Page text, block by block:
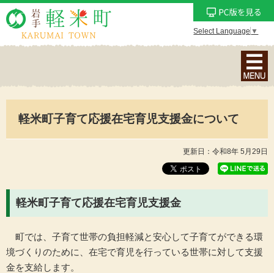
Select Language ▼
ナ
ビ
ン
メ
表
示
軽米町子育て応援在宅育児支援金について
更新日：令和8年 5月29日
軽米町子育て応援在宅育児支援金
町では、子育て世帯の負担軽減と安心して子育てができる環
境づくりのために、在宅で育児を行っている世帯に対して支援
金を支給します。